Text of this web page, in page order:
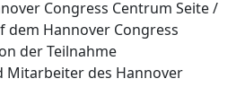
Congress Centrum Seite /
dem Hannover Congress
der Teilnahme
Mitarbeiter des Hannover